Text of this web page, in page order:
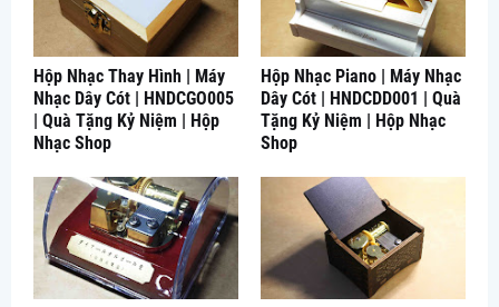
Hộp Nhạc Thay Hình | Máy
Nhạc Dây Cót | HNDCGO005
| Quà Tặng Kỷ Niệm | Hộp
Nhạc Shop
Hộp Nhạc Piano | Máy Nhạc
Dây Cót | HNDCDD001 | Quà
Tặng Kỷ Niệm | Hộp Nhạc
Shop